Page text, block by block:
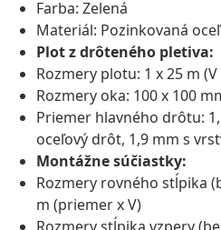
Farba: Zelená
Materiál: Pozinkovaná
Plot z drôteného pletiva:
Rozmery plotu: 1 x 25 m (V
Rozmery oka: 100 x 100
Priemer hlavného drôtu:
oceľový drôt, 1,9 mm s
Montážne súčiastky:
Rozmery rovného stĺpika
m (priemer x V)